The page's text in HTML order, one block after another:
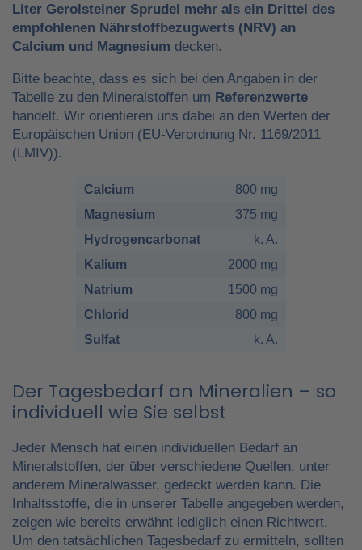
Liter Gerolsteiner Sprudel mehr als ein Drittel des
empfohlenen Nährstoffbezugwerts (NRV) an
Calcium und Magnesium decken.
Bitte beachte, dass es sich bei den Angaben in der
Tabelle zu den Mineralstoffen um Referenzwerte
handelt. Wir orientieren uns dabei an den Werten der
Europäischen Union (EU-Verordnung Nr. 1169/2011
(LMIV)).
Calcium
800 mg
Magnesium
375 mg
Hydrogencarbonat
k. A.
Kalium
2000 mg
Natrium
1500 mg
Chlorid
800 mg
Sulfat
k. A.
Der Tagesbedarf an Mineralien – so
individuell wie Sie selbst
Jeder Mensch hat einen individuellen Bedarf an
Mineralstoffen, der über verschiedene Quellen, unter
anderem Mineralwasser, gedeckt werden kann. Die
Inhaltsstoffe, die in unserer Tabelle angegeben werden,
zeigen wie bereits erwähnt lediglich einen Richtwert.
Um den tatsächlichen Tagesbedarf zu ermitteln, sollten